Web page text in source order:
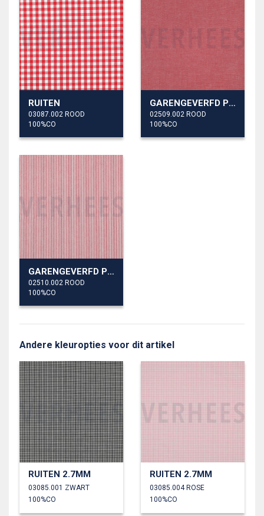
RUITEN
03087.002 ROOD
100%CO
GARENGEVERFD POPLIN
02509.002 ROOD
100%CO
GARENGEVERFD POPLIN STREPEN 3MM
02510.002 ROOD
100%CO
Andere kleuropties voor dit artikel
RUITEN 2.7MM
03085.001 ZWART
100%CO
RUITEN 2.7MM
03085.004 ROSE
100%CO